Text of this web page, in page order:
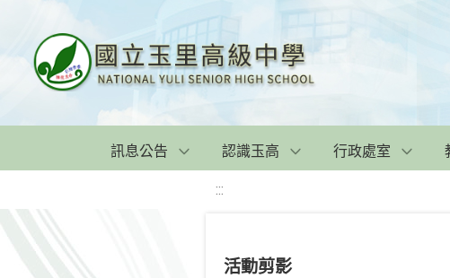
訊息公告 認識玉高 行政處室
:::
活動剪影